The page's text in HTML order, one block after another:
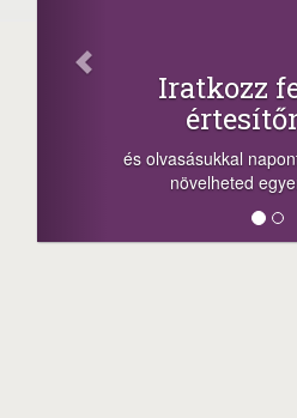
Iratkozz
és olvasásukkal
növelheted